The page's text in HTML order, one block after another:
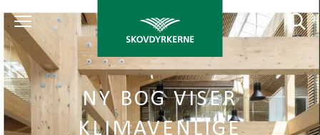
NY BOG VISER
KLIMAVENLIGE